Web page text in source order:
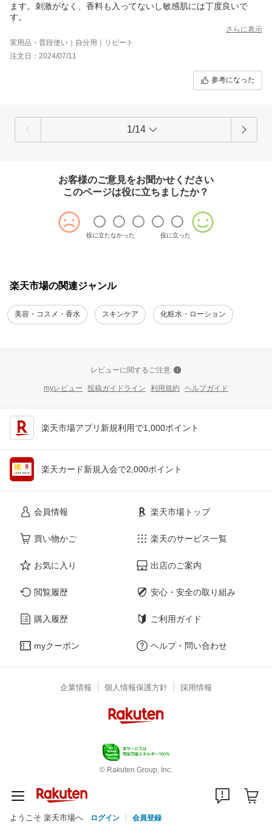
ます。刺激がなく、香料も入ってないし敏感肌には丁度良いで
す。
さらに表示
実用品・普段使い｜自分用｜リピート
注文日：2024/07/11
参考になった
1/14
お客様のご意見をお聞かせください
このページは役に立ちましたか？
役に立たなかった 役に立った
楽天市場の関連ジャンル
美容・コスメ・香水 スキンケア 化粧水・ローション
レビューに関するご注意
myレビュー 投稿ガイドライン 利用規約 ヘルプガイド
楽天市場アプリ新規利用で1,000ポイント
楽天カード新規入会で2,000ポイント
会員情報
買い物かご
お気に入り
閲覧履歴
購入履歴
myクーポン
楽天市場トップ
楽天のサービス一覧
出店のご案内
安心・安全の取り組み
ご利用ガイド
ヘルプ・問い合わせ
企業情報 個人情報保護方針 採用情報
© Rakuten Group, Inc.
ようこそ 楽天市場へ ログイン 会員登録